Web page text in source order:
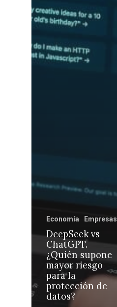
Economía Empresas
DeepSeek vs
ChatGPT.
¿Quién supone
mayor riesgo
para la
protección de
datos?